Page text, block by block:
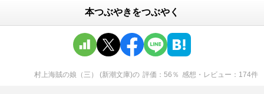
本つぶやきをつぶやく
村上海賊の娘（三） (新潮文庫)の 評価 56 ％ 感想・レビュー 174件